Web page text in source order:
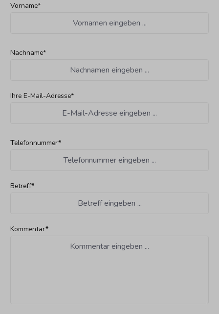
Vorname*
Nachname*
Ihre E-Mail-Adresse*
Telefonnummer*
Betreff*
Kommentar*